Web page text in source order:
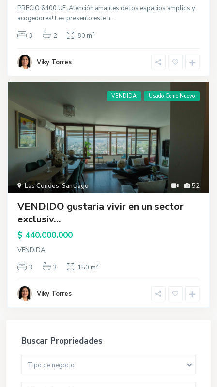
PRECIO:6400 UF ¡Atención amantes de los espacios amplios y
acogedores! Les presento este h ...
3
2 80 m2
Viky Torres
52
Las Condes,Santiago
VENDIDA Usado Como Nuevo
VENDIDO gustaria vivir en un sector
exclusiv...
$ 440.000.000
VENDIDA
3
3 150 m2
Viky Torres
Buscar Propriedades
Tipo de negocio